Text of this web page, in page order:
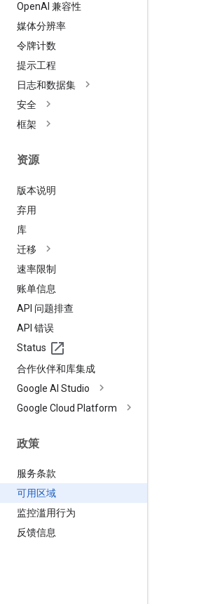
OpenAI 兼容性
媒体分辨率
令牌计数
提示工程
日志和数据集
安全
框架
资源
版本说明
弃用
库
迁移
速率限制
账单信息
API 问题排查
API 错误
Status
合作伙伴和库集成
Google AI Studio
Google Cloud Platform
政策
服务条款
可用区域
监控滥用行为
反馈信息